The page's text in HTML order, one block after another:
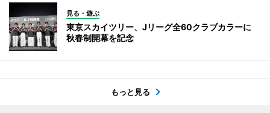
見る・遊ぶ
東京スカイツリー、Jリーグ全60クラブカラーに
秋春制開幕を記念
もっと見る